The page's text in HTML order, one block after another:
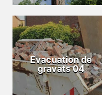
Evacuation de
gravats 04